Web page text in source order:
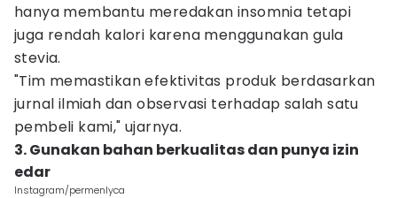
hanya membantu meredakan insomnia tetapi
juga rendah kalori karena menggunakan gula
stevia.
"Tim memastikan efektivitas produk berdasarkan
jurnal ilmiah dan observasi terhadap salah satu
pembeli kami," ujarnya.
3. Gunakan bahan berkualitas dan punya izin
edar
Instagram/permenlyca